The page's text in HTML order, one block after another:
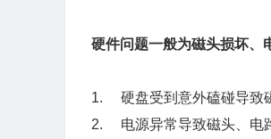
硬件问题一般为磁头损坏、
1. 硬盘受到意外磕碰导致
2. 电源异常导致磁头、电